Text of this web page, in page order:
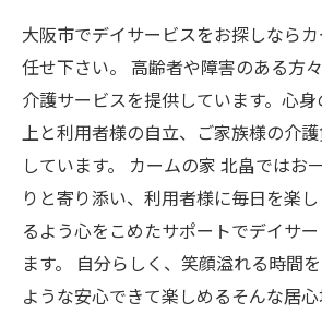
大阪市でデイサービスをお探しなら
任せ下さい。 高齢者や障害のある方
介護サービスを提供しています。心
上と利用者様の自立、ご家族様の介
しています。 カームの家 北畠ではお
りと寄り添い、利用者様に毎日を楽
るよう心をこめたサポートでデイサ
ます。 自分らしく、笑顔溢れる時間
ような安心できて楽しめるそんな居